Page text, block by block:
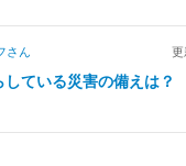
さん 更
ている災害の備えは？